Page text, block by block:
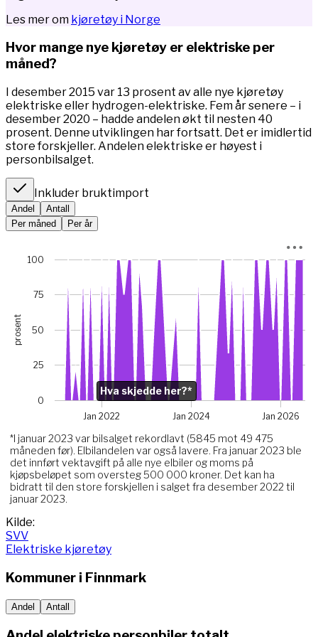
Les mer om kjøretøy i Norge
Hvor mange nye kjøretøy er elektriske per
måned?
I desember 2015 var 13 prosent av alle nye kjøretøy
elektriske eller hydrogen-elektriske. Fem år senere – i
desember 2020 – hadde andelen økt til nesten 40
prosent. Denne utviklingen har fortsatt. Det er imidlertid
store forskjeller. Andelen elektriske er høyest i
personbilsalget.
Inkluder bruktimport
Andel
Antall
Per måned
Per år
Chart with 67 data points.
*I januar 2023 var bilsalget rekordlavt (5845 mot 49
View as data table, Chart
The chart has 1 X axis displaying Time. Data ranges from
The chart has 1 Y axis displaying prosent. Data ranges
Chart annotations summary
Hva skjedde her?*. Related to Elektriske, data point
prosent
*I januar 2023 var bilsalget rekordlavt (5845 mot 49 475
måneden før). Elbilandelen var også lavere. Fra januar 2023 ble
det innført vektavgift på alle nye elbiler og moms på
kjøpsbeløpet som oversteg 500 000 kroner. Det kan ha
bidratt til den store forskjellen i salget fra desember 2022 til
januar 2023.
Jan 2022 Jan 2024 Jan 2026
0
25
50
75
100
Hva skjedde her?*
End of interactive chart.
Kilde:
SVV
Elektriske kjøretøy
Kommuner i Finnmark
Andel Antall